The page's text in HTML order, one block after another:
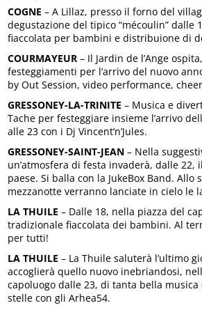
COGNE – A Lillaz, presso il forno del
degustazione del tipico “mécoulin” dalle
fiaccolata per bambini e distribuione di
COURMAYEUR – Il Jardin de l’Ange
festeggiamenti per l’arrivo del nuovo
by Out Session, video performance,
GRESSONEY-LA-TRINITE – Musica e
Tache per festeggiare insieme l’arrivo
alle 23 con i Dj Vincent’n’Jules.
GRESSONEY-SAINT-JEAN – Nella
un’atmosfera di festa invaderà, dalle 22,
paese. Si balla con la JukeBox Band. Allo
mezzanotte verranno lanciate in cielo le
LA THUILE – Dalle 18, nella piazza del
tradizionale fiaccolata dei bambini. Al
per tutti!
LA THUILE – La Thuile saluterà l’ultimo
accoglierà quello nuovo inebriandosi,
capoluogo dalle 23, di tanta bella
stelle con gli Arhea54.